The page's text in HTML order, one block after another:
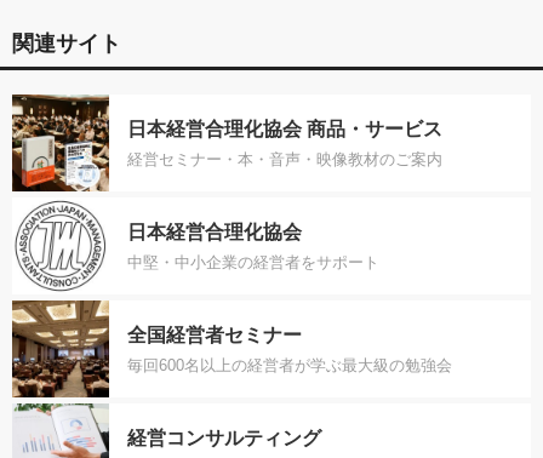
関連サイト
日本経営合理化協会 商品・サービス
経営セミナー・本・音声・映像教材のご案内
日本経営合理化協会
中堅・中小企業の経営者をサポート
全国経営者セミナー
毎回600名以上の経営者が学ぶ最大級の勉強会
経営コンサルティング